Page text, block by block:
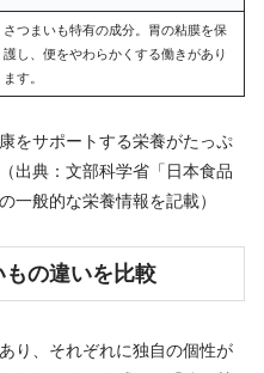
さつまいも特有の成分。胃の粘膜を保
護し、便をやわらかくする働きがあり
ます。
をサポートする栄養がたっぷ
出典：文部科学省「日本食品
一般的な栄養情報を記載）
の違いを比較
り、それぞれに独自の個性が